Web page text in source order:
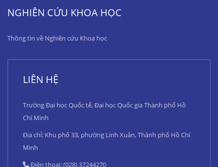
NGHIÊN CỨU KHOA HỌC
Thông tin về Nghiên cứu Khoa học
LIÊN HỆ
Trường Đại học Quốc tế, Đại học Quốc gia Thành phố Hồ
Chí Minh
Địa chỉ: Khu phố 33, phường Linh Xuân, Thành phố Hồ Chí
Minh
Điện thoại: (028) 37244270